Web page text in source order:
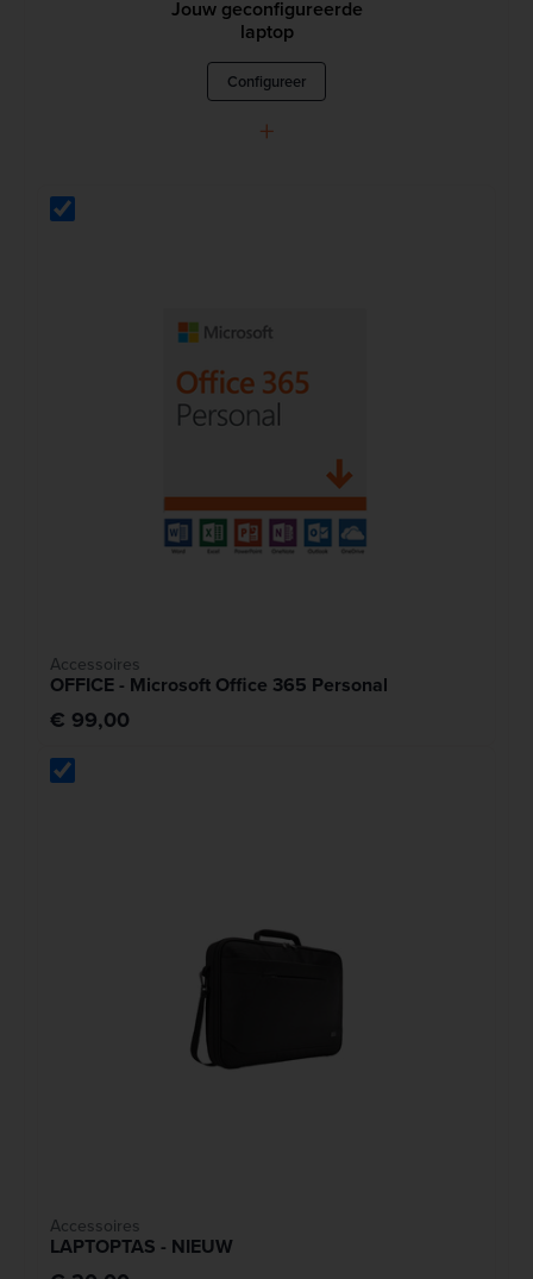
Jouw geconfigureerde
laptop
Configureer
+
Accessoires
OFFICE - Microsoft Office 365 Personal
€ 99,00
Accessoires
LAPTOPTAS - NIEUW